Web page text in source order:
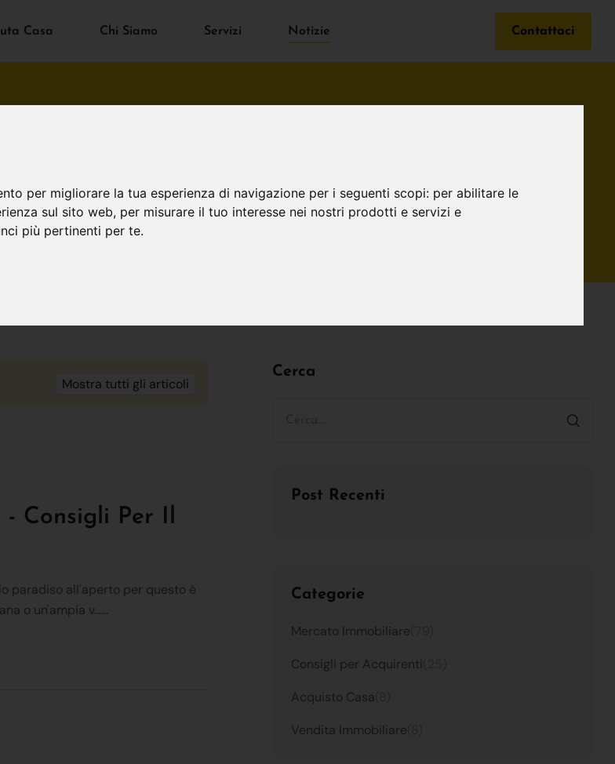
per migliorare la tua esperienza di navigazione per i seguenti scopi: per abilitare le
sul sito web, per misurare il tuo interesse nei nostri prodotti e servizi e
più pertinenti per te.
Casa Chi Siamo Servizi Notizie Contattaci
Home / Notizie dal Blog
Mostra tutti gli articoli
Consigli Per Il
paradiso all'aperto per questo è
o un'ampia v......
Cerca
Post Recenti
Categorie
Mercato Immobiliare
Consigli per Acquirenti
Acquisto Casa
Vendita Immobiliare